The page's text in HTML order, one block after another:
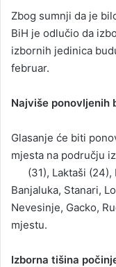
Zbog sumnji da je
BiH je odlučio da
izbornih jedinica
februar.
Najviše ponovljenih
Glasanje će biti
mjesta na području
(31), Laktaši (24),
Banjaluka, Stanari,
Nevesinje, Gacko,
mjestu.
Izborna tišina